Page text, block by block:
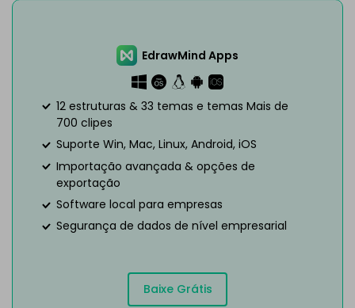
EdrawMind Apps
12 estruturas & 33 temas e temas Mais de
700 clipes
Suporte Win, Mac, Linux, Android, iOS
Importação avançada & opções de
exportação
Software local para empresas
Segurança de dados de nível empresarial
Baixe Grátis